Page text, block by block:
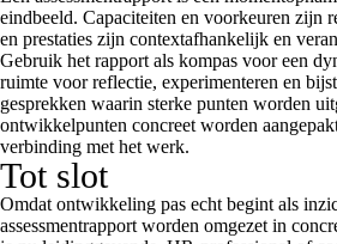
eindbeeld. Capaciteiten en voorkeuren zijn
en prestaties zijn contextafhankelijk en
Gebruik het rapport als kompas voor een
ruimte voor reflectie, experimenteren en
gesprekken waarin sterke punten worden
ontwikkelpunten concreet worden
verbinding met het werk.
Tot slot
Omdat ontwikkeling pas echt begint als
assessmentrapport worden omgezet in